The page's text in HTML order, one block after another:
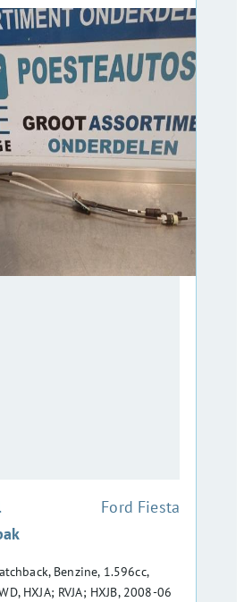
:Ford Fiesta
Benzine, 1.596cc,
HXJA; RVJA; HXJB, 2008-06